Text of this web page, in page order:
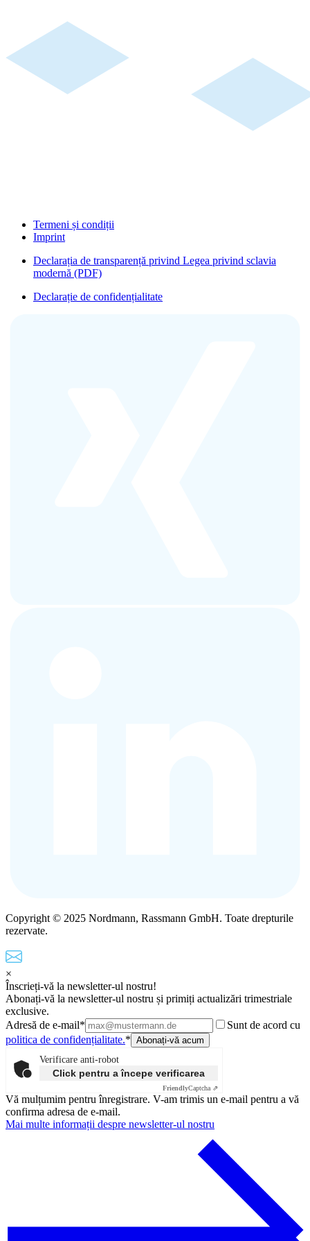
Termeni și condiții
Imprint
Declarația de transparență privind Legea privind sclavia
modernă (PDF)
Declarație de confidențialitate
Copyright © 2025 Nordmann, Rassmann GmbH. Toate drepturile
rezervate.
×
Înscrieți-vă la newsletter-ul nostru!
Abonați-vă la newsletter-ul nostru și primiți actualizări trimestriale
exclusive.
Adresă de e-mail*
Sunt de acord cu
politica de confidențialitate.*
Verificare anti-robot
Click pentru a începe verificarea
FriendlyCaptcha ⇗
Vă mulțumim pentru înregistrare. V-am trimis un e-mail pentru a vă
confirma adresa de e-mail.
Mai multe informații despre newsletter-ul nostru